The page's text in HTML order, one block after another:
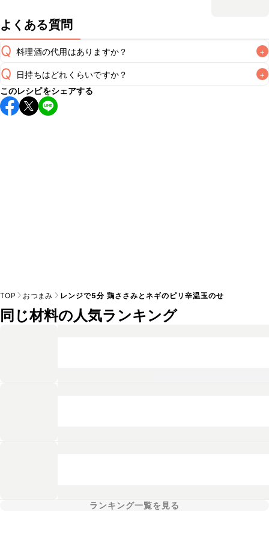
よくある質問
Q 料理酒の代用はありますか？ +
A
Q 日持ちはどれくらいですか？ +
保存期間は冷蔵で翌日中が目安です。なるべくお早めにお召
し上がりください。
このレシピをシェアする
TOP おつまみ レンジで5分 鶏ささみとネギのピリ辛温玉のせ
同じ材料の人気ランキング
ランキング一覧を見る